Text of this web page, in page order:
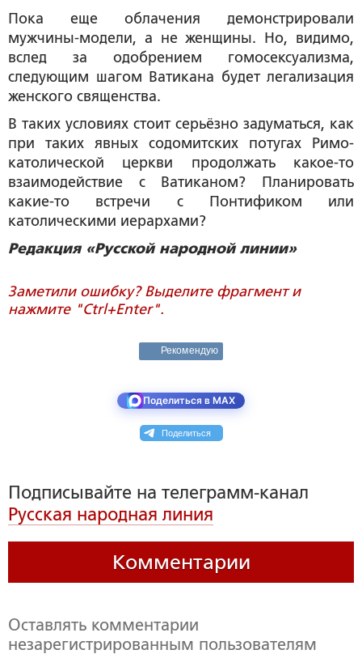
Пока еще облачения демонстрировали
мужчины-модели, а не женщины. Но, видимо,
вслед за одобрением гомосексуализма,
следующим шагом Ватикана будет легализация
женского священства.
В таких условиях стоит серьёзно задуматься, как
при таких явных содомитских потугах Римо-
католической церкви продолжать какое-то
взаимодействие с Ватиканом? Планировать
какие-то встречи с Понтификом или
католическими иерархами?
Редакция «Русской народной линии»
Заметили ошибку? Выделите фрагмент и
нажмите "Ctrl+Enter".
Рекомендую
Поделиться в MAX
Поделиться
Подписывайте на телеграмм-канал
Русская народная линия
Комментарии
Оставлять комментарии
незарегистрированным пользователям